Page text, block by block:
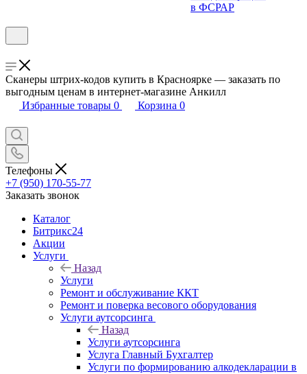
в ФСРАР
Сканеры штрих-кодов купить в Красноярке — заказать по
выгодным ценам в интернет-магазине Анкилл
Избранные товары 0 Корзина 0
Телефоны
+7 (950) 170-55-77
Заказать звонок
Каталог
Битрикс24
Акции
Услуги
Назад
Услуги
Ремонт и обслуживание ККТ
Ремонт и поверка весового оборудования
Услуги аутсорсинга
Назад
Услуги аутсорсинга
Услуга Главный Бухгалтер
Услуги по формированию алкодекларации в